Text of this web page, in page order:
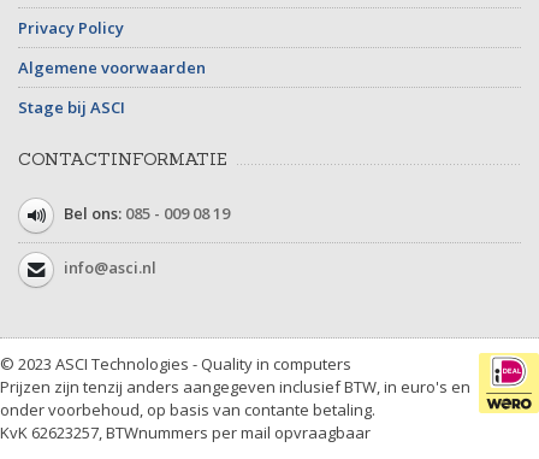
Privacy Policy
Algemene voorwaarden
Stage bij ASCI
CONTACTINFORMATIE
Bel ons: 085 - 009 08 19
info@asci.nl
© 2023 ASCI Technologies - Quality in computers
Prijzen zijn tenzij anders aangegeven inclusief BTW, in euro's en
onder voorbehoud, op basis van contante betaling.
KvK 62623257, BTWnummers per mail opvraagbaar